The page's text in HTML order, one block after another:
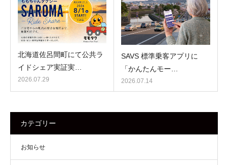
北海道佐呂間町にて公共ラ
イドシェア実証実…
2026.07.29
SAVS 標準乗客アプリに
「かんたんモー…
2026.07.14
カテゴリー
お知らせ